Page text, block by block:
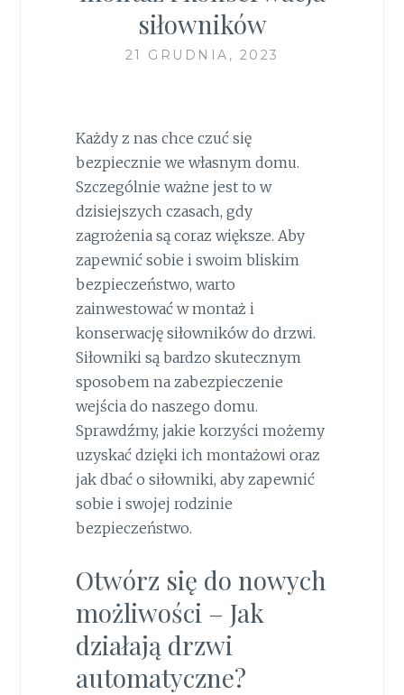
siłowników
21 GRUDNIA, 2023
Każdy z nas chce czuć się
bezpiecznie we własnym domu.
Szczególnie ważne jest to w
dzisiejszych czasach, gdy
zagrożenia są coraz większe. Aby
zapewnić sobie i swoim bliskim
bezpieczeństwo, warto
zainwestować w montaż i
konserwację siłowników do drzwi.
Siłowniki są bardzo skutecznym
sposobem na zabezpieczenie
wejścia do naszego domu.
Sprawdźmy, jakie korzyści możemy
uzyskać dzięki ich montażowi oraz
jak dbać o siłowniki, aby zapewnić
sobie i swojej rodzinie
bezpieczeństwo.
Otwórz się do nowych
możliwości – Jak
działają drzwi
automatyczne?